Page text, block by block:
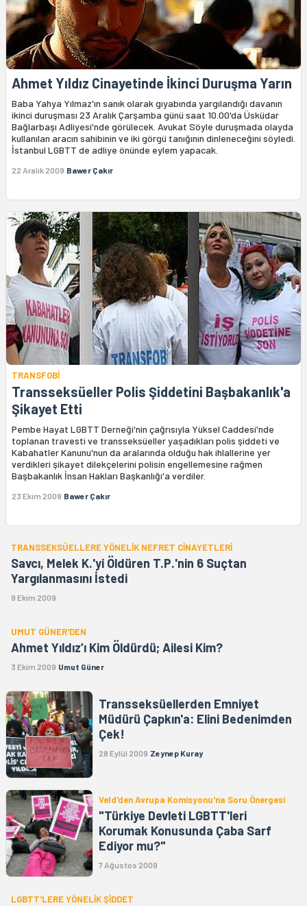
Ahmet Yıldız Cinayetinde İkinci Duruşma Yarın
Baba Yahya Yılmaz'ın sanık olarak gıyabında yargılandığı davanın
ikinci duruşması 23 Aralık Çarşamba günü saat 10.00'da Üsküdar
Bağlarbaşı Adliyesi'nde görülecek. Avukat Söyle duruşmada olayda
kullanılan aracın sahibinin ve iki görgü tanığının dinleneceğini söyledi.
İstanbul LGBTT de adliye önünde eylem yapacak.
22 Aralık 2009 Bawer Çakır
TRANSFOBİ
Transseksüeller Polis Şiddetini Başbakanlık'a
Şikayet Etti
Pembe Hayat LGBTT Derneği'nin çağrısıyla Yüksel Caddesi'nde
toplanan travesti ve transseksüeller yaşadıkları polis şiddeti ve
Kabahatler Kanunu'nun da aralarında olduğu hak ihlallerine yer
verdikleri şikayet dilekçelerini polisin engellemesine rağmen
Başbakanlık İnsan Hakları Başkanlığı'a verdiler.
23 Ekim 2009 Bawer Çakır
TRANSSEKSÜELLERE YÖNELİK NEFRET CİNAYETLERİ
Savcı, Melek K.'yi Öldüren T.P.'nin 6 Suçtan
Yargılanmasını İstedi
9 Ekim 2009
UMUT GÜNER'DEN
Ahmet Yıldız’ı Kim Öldürdü; Ailesi Kim?
3 Ekim 2009 Umut Güner
Transseksüellerden Emniyet
Müdürü Çapkın'a: Elini Bedenimden
Çek!
28 Eylül 2009 Zeynep Kuray
Veld'den Avrupa Komisyonu'na Soru Önergesi
"Türkiye Devleti LGBTT'leri
Korumak Konusunda Çaba Sarf
Ediyor mu?"
7 Ağustos 2009
LGBTT'LERE YÖNELİK ŞİDDET